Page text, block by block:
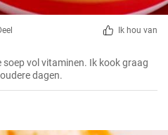
Ik hou van
soep vol vitaminen. Ik kook graag
dagen.